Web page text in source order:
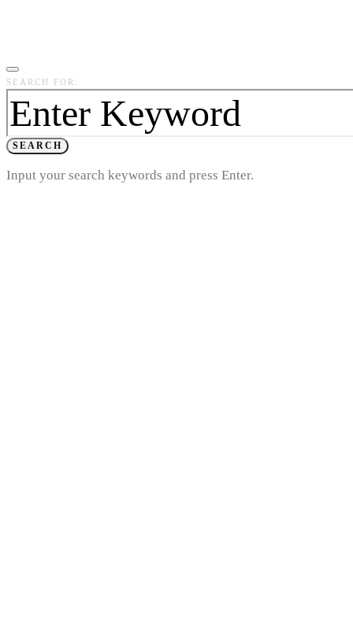
SEARCH FOR:
SEARCH
Input your search keywords and press Enter.